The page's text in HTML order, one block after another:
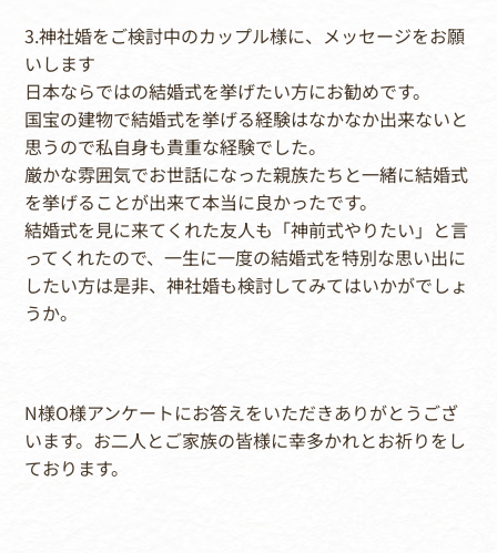
3.神社婚をご検討中のカップル様に、メッセージをお願
いします
日本ならではの結婚式を挙げたい方にお勧めです。
国宝の建物で結婚式を挙げる経験はなかなか出来ないと
思うので私自身も貴重な経験でした。
厳かな雰囲気でお世話になった親族たちと一緒に結婚式
を挙げることが出来て本当に良かったです。
結婚式を見に来てくれた友人も「神前式やりたい」と言
ってくれたので、一生に一度の結婚式を特別な思い出に
したい方は是非、神社婚も検討してみてはいかがでしょ
うか。
N様O様アンケートにお答えをいただきありがとうござ
います。お二人とご家族の皆様に幸多かれとお祈りをし
ております。